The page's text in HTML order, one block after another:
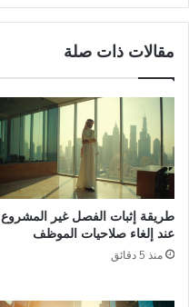
مقالات ذات صلة
طريقة إثبات الفصل غير المشروع
عند إلغاء صلاحيات الموظف
منذ 5 دقائق